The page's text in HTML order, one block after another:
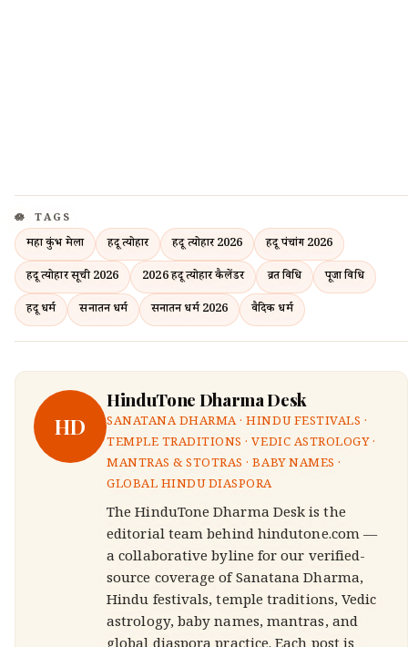
TAGS
महा कुंभ मेला हिंदू त्योहार हिंदू त्योहार 2026
हिंदू पंचांग 2026
हिंदू त्योहार सूची 2026
2026 हिंदू त्योहार कैलेंडर व्रत विधि
पूजा विधि
हिंदू धर्म
सनातन धर्म सनातन धर्म 2026 वैदिक धर्म
HD
HinduTone Dharma Desk
SANATANA DHARMA · HINDU FESTIVALS ·
TEMPLE TRADITIONS · VEDIC ASTROLOGY ·
MANTRAS & STOTRAS · BABY NAMES ·
GLOBAL HINDU DIASPORA
The HinduTone Dharma Desk is the
editorial team behind hindutone.com —
a collaborative byline for our verified-
source coverage of Sanatana Dharma,
Hindu festivals, temple traditions, Vedic
astrology, baby names, mantras, and